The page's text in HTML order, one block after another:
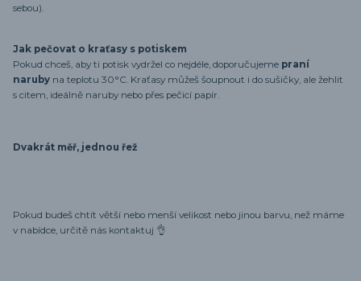
sebou).
Jak pečovat o kraťasy s potiskem
Pokud chceš, aby ti potisk vydržel co nejdéle, doporučujeme praní
naruby na teplotu 30°C. Kraťasy můžeš šoupnout i do sušičky, ale žehlit
s citem, ideálně naruby nebo přes pečicí papír.
Dvakrát měř, jednou řež
Pokud budeš chtít větší nebo menší velikost nebo jinou barvu, než máme
v nabídce, určitě nás kontaktuj 👌